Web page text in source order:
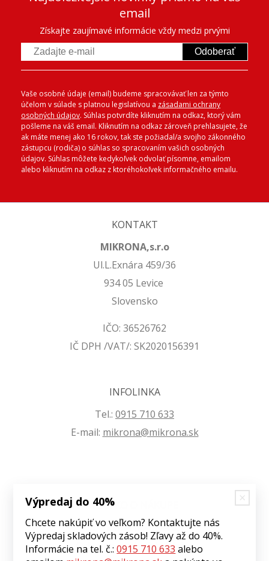
email
Získajte zaujímavé informácie vždy medzi prvými
Odoberať
Vaše osobné údaje (email) budeme spracovávať len za týmto
účelom v súlade s platnou legislatívou a zásadami ochrany
osobných údajov. Súhlas potvrdíte kliknutím na odkaz, ktorý vám
pošleme na váš email. Kliknutím na odkaz zároveň prehlasujete, že
ak máte menej ako 16 rokov, tak ste požiadal/a svojho zákonného
zástupcu (rodiča) o súhlas so spracovaním vašich osobných
údajov. Súhlas môžete kedykoľvek odvolať písomne, emailom
alebo kliknutím na odkaz z ktoréhokoľvek informačného emailu.
KONTAKT
MIKRONA,s.r.o
Ul.L.Exnára 459/36
934 05 Levice
Slovensko
IČO: 36526762
IČ DPH /VAT/: SK2020156391
INFOLINKA
Tel.: 0915 710 633
E-mail: mikrona@mikrona.sk
VŠETKO O NÁKUPE
Obchodné podmienky
Ochrana osobných údajov
Výpredaj do 40%
Chcete nakúpiť vo veľkom? Kontaktujte nás
Výpredaj skladových zásob! Zľavy až do 40%.
Informácie na tel. č.:0915 710 633 alebo